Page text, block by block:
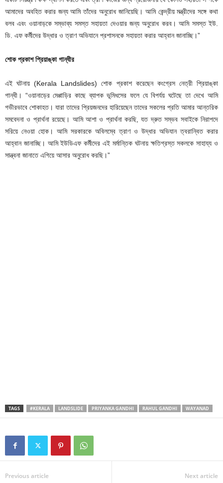
আমাদের অবহিত করার জন্য আমি তাঁদের অনুরোধ জানিয়েছি। আমি কেন্দ্রীয় মন্ত্রীদের সঙ্গে কথা
বলব এবং ওয়ানাড়কে সম্ভাব্য সমস্ত সহায়তা দেওয়ার জন্য অনুরোধ করব। আমি সমস্ত ইউ.
ডি. এফ কর্মীদের উদ্ধার ও ত্রাণ অভিযানে প্রশাসনকে সহায়তা করার আহ্বান জানাচ্ছি।”
শোক প্রকাশ প্রিয়াঙ্কা গান্ধীর
এই ঘটনায় (Kerala Landslides) শোক প্রকাশ করেছেন কংগ্রেস নেত্রী প্রিয়াঙ্কা
গান্ধী। “ওয়ানাড়ের মেপ্পাড়ির কাছে ব্যাপক ভূমিধসের ফলে যে বিপর্যয় ঘটেছে তা দেখে আমি
গভীরভাবে শোকাহত। যারা তাদের প্রিয়জনদের হারিয়েছেন তাদের সকলের প্রতি আমার আন্তরিক
সমবেদনা ও প্রার্থনা রয়েছে। আমি আশা ও প্রার্থনা করছি, যত দ্রুত সম্ভব সবাইকে নিরাপদে
সরিয়ে নেওয়া হোক। আমি সরকারকে অবিলম্বে ত্রাণ ও উদ্ধার অভিযান ত্বরান্বিত করার
আহ্বান জানাচ্ছি। আমি ইউডিএফ কর্মীদের এই মর্মান্তিক ঘটনায় ক্ষতিগ্রস্ত সকলকে সাহায্য ও
সান্ত্বনা জানাতে এগিয়ে আসার অনুরোধ করছি।”
TAGS #KERALA LANDSLIDE PRIYANKA GANDHI RAHUL GANDHI WAYANAD
Previous article Next article